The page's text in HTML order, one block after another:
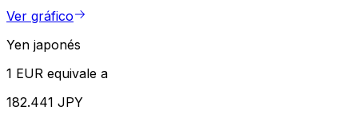
Ver gráfico
Yen japonés
1 EUR equivale a
182.441 JPY